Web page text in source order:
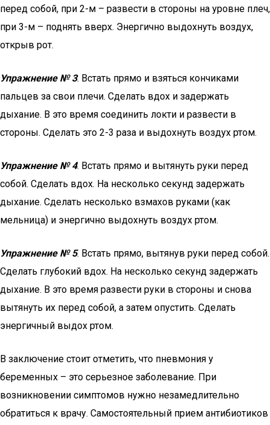
перед собой, при 2-м – развести в стороны на уровне плеч,
при 3-м – поднять вверх. Энергично выдохнуть воздух,
открыв рот.
Упражнение № 3. Встать прямо и взяться кончиками
пальцев за свои плечи. Сделать вдох и задержать
дыхание. В это время соединить локти и развести в
стороны. Сделать это 2-3 раза и выдохнуть воздух ртом.
Упражнение № 4. Встать прямо и вытянуть руки перед
собой. Сделать вдох. На несколько секунд задержать
дыхание. Сделать несколько взмахов руками (как
мельница) и энергично выдохнуть воздух ртом.
Упражнение № 5. Встать прямо, вытянув руки перед собой.
Сделать глубокий вдох. На несколько секунд задержать
дыхание. В это время развести руки в стороны и снова
вытянуть их перед собой, а затем опустить. Сделать
энергичный выдох ртом.
В заключение стоит отметить, что пневмония у
беременных – это серьезное заболевание. При
возникновении симптомов нужно незамедлительно
обратиться к врачу. Самостоятельный прием антибиотиков